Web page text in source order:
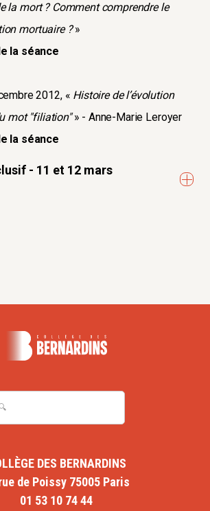
la mort ? Comment comprendre le
mortuaire ?»
la séance
2012, « Histoire de l’évolution
mot "filiation"» - Anne-Marie Leroyer
la séance
- 11 et 12 mars
de la filiation en notre temps.
notre monde sans filiation.
une progéniture. La filiation est
profondément culturelle, nécessitant
venu dans le monde est ainsi
vitale, mais aussi de
DES BERNARDINS
de Poissy 75005 Paris
01 53 10 74 44